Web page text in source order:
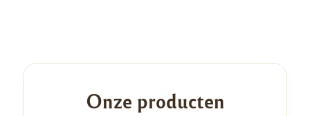
Onze producten